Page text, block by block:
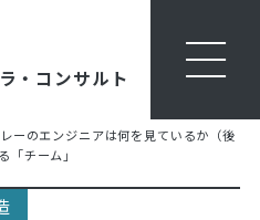
・コンサルト
ーのエンジニアは何を見ているか（後
「チーム」